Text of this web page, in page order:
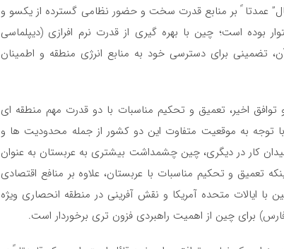
عمدتا ً بر منابع قدرت سخت و حضور نظامی گسترده از یکسو و
بوده است؛ چین با بهره گیری از قدرت نرم افرازی (دیپلماسی
تضمینی برای دسترسی خود به منابع انرژی منطقه و اطمینان
اخیر، تعمیق و تحکیم مناسبات با دو قدرت مهم منطقه ای
توجه به موقعیت متفاوت این دو کشور از جمله محدودیت ها و
کار در دیگری، چین چشمداشت بیشتری به عربستان به عنوان
تعمیق و تحکیم مناسبات با عربستان، علاوه بر منافع اقتصادی
با ایالات متحده آمریکا و نقش آفرینی در منطقه انحصاری ویژه
برای چین از اهمیت راهبردی فزون تری برخوردار است.